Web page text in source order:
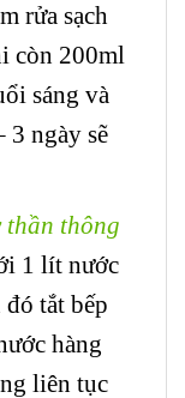
rửa sạch
còn 200ml
sáng và
ngày sẽ
thần thông
1 lít nước
tắt bếp
hàng
liên tục